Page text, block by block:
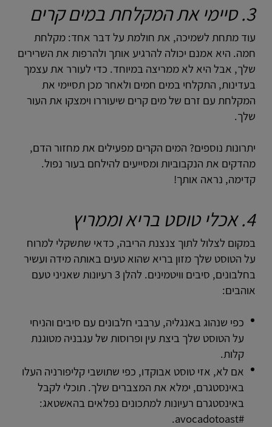
3. סיימי את המקלחת במים קרים
עוד מתחת לשמיכה, את חולמת על דבר אחד: מקלחת
חמה. היא אמנם יכולה להרגיע אותך ולהרפות את השרירים
שלך, אבל היא לא ממריצה במיוחד. כדי לעורר את עצמך
בעדינות, התקלחי במים חמים ולאחר מכן תסיימי את
המקלחת עם זרם של מים קרים שיעוררו וימצקו את העור
שלך.
יתרונות נוספים? המים הקרים מפעילים את מחזור הדם,
מהדקים את הנקבוביות ומסייעים להילחם בעור נפול.
קדימה, נראה אותך!
4. אכלי טוסט בריא וממריץ
במקום לצלול לתוך צנצנת הריבה, כדאי שתשקלי למרוח
על הטוסט שלך מזון בריא שהוא טעים באותה מידה ועשיר
בחלבונים, סיבים וויטמינים. להלן 3 רעיונות שאניני טעם
אוהבים:
כפי שנהוג באנגליה, ערבבי חלבונים עם סיבים והניחי
על הטוסט שלך ביצת עין ופרוסות של עגבניה מטוגנת
קלות.
אם לא, אזי טוסט אבוקדו, כפי שתושבי קליפורניה העלו
באינסטגרם, ימלא את המצברים שלך. תוכלי לקבל
באינסטגרם רעיונות למתכונים נפלאים בהאשטאג:
#avocadotoast.